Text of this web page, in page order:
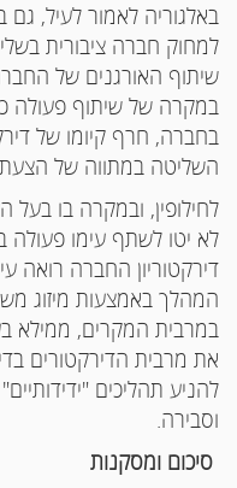
באלגוריה לאמור לעיל,
למחוק חברה ציבורית
שיתוף האורגנים של
במקרה של שיתוף פעולה
בחברה, חרף קיומו של
השליטה במתווה של
לחילופין, ובמקרה בו בעל
לא יטו לשתף עימו פעולה
דירקטוריון החברה רואה
המהלך באמצעות מיזוג
במרבית המקרים, ממילא
את מרבית הדירקטורים
להניע תהליכים
וסבירה.
סיכום ומסקנות